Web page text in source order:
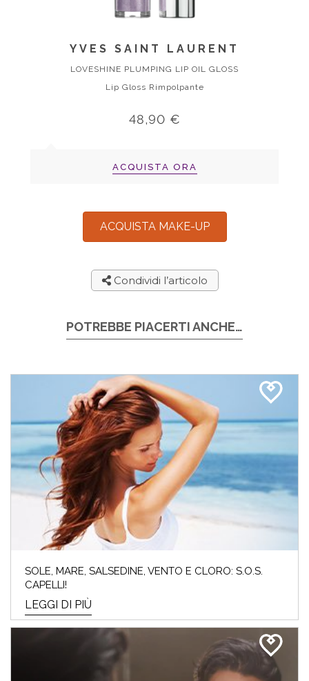
YVES SAINT LAURENT
LOVESHINE PLUMPING LIP OIL GLOSS
Lip Gloss Rimpolpante
48,90 €
ACQUISTA ORA
ACQUISTA MAKE-UP
Condividi l’articolo
POTREBBE PIACERTI ANCHE…
SOLE, MARE, SALSEDINE, VENTO E CLORO: S.O.S.
CAPELLI!
LEGGI DI PIÙ